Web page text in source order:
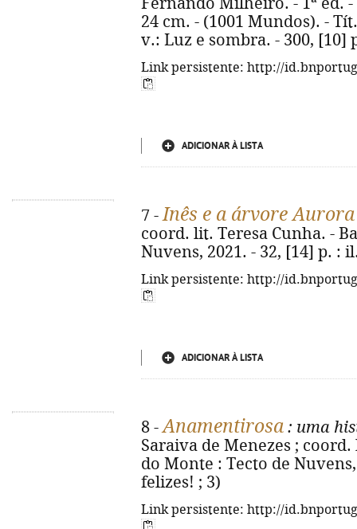
24 cm. - (1001 Mundos). -
v.: Luz e sombra. - 300, [10]
Link persistente: http://
ADICIONAR À LISTA
7 -Inês e a árvore Aurora
coord. lit. Teresa Cunha. -
Nuvens, 2021. - 32, [14] p. :
Link persistente: http://
ADICIONAR À LISTA
8 -Anamentirosa : uma
Saraiva de Menezes ;
do Monte : Tecto de
felizes! ; 3)
Link persistente: http://